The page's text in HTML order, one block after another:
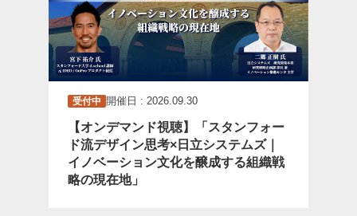
受付中 開催日 : 2026.09.30
【オンデマンド視聴】「スタンフォー
ド流デザイン思考×日立システムズ｜
イノベーション文化を醸成する組織戦
略の現在地」